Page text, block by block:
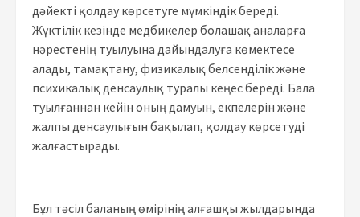
дәйекті қолдау көрсетуге мүмкіндік береді.
Жүктілік кезінде медбикелер болашақ аналарға
нәрестенің туылуына дайындалуға көмектесе
алады, тамақтану, физикалық белсенділік және
психикалық денсаулық туралы кеңес береді. Бала
туылғаннан кейін оның дамуын, екпелерін және
жалпы денсаулығын бақылап, қолдау көрсетуді
жалғастырады.
Бұл тәсіл баланың өмірінің алғашқы жылдарында